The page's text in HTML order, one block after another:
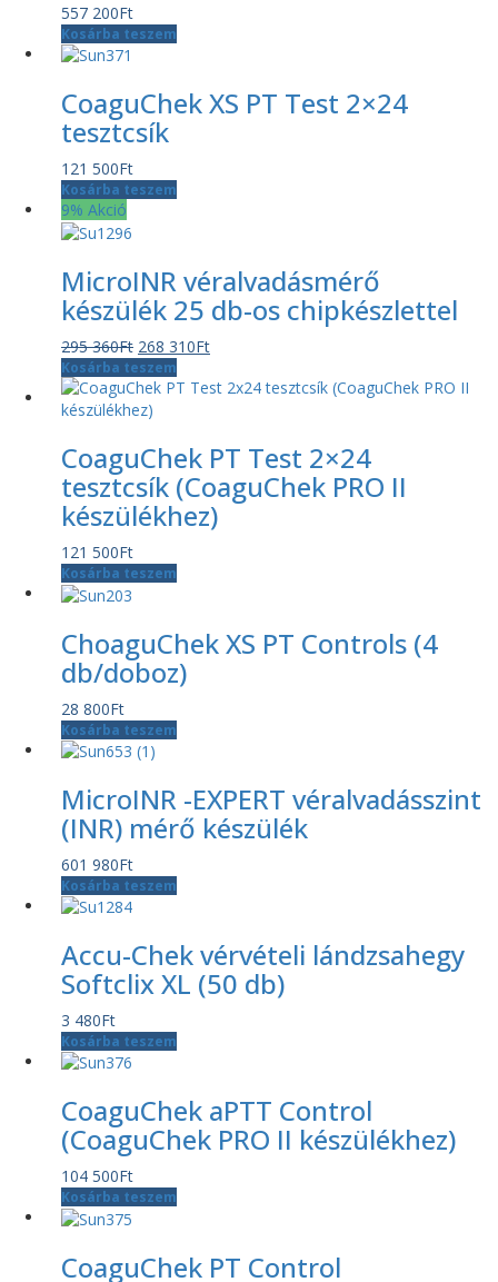
557 200Ft
Kosárba teszem
CoaguChek XS PT Test 2×24
tesztcsík
121 500Ft
Kosárba teszem
9% Akció
MicroINR véralvadásmérő
készülék 25 db-os chipkészlettel
295 360Ft Original
price
was:
295
268 310FtCurrent
is:
Kosárba teszem
CoaguChek PT Test 2×24
tesztcsík (CoaguChek PRO II
készülékhez)
121 500Ft
Kosárba teszem
ChoaguChek XS PT Controls (4
db/doboz)
28 800Ft
Kosárba teszem
MicroINR -EXPERT véralvadásszint
(INR) mérő készülék
601 980Ft
Kosárba teszem
Accu-Chek vérvételi lándzsahegy
Softclix XL (50 db)
3 480Ft
Kosárba teszem
CoaguChek aPTT Control
(CoaguChek PRO II készülékhez)
104 500Ft
Kosárba teszem
CoaguChek PT Control